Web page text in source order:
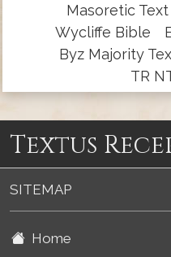
Masoretic Text
Wycliffe Bible
Byz Majority
TR
Textus
SITEMAP
Home